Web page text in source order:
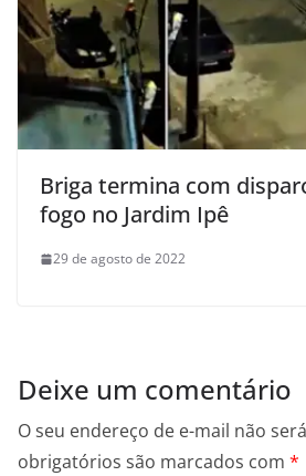
Briga termina com
fogo no Jardim Ipê
29 de agosto de 2022
Deixe um comentário
O seu endereço de e-mail não
obrigatórios são marcados com *